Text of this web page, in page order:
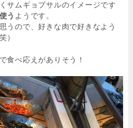
サムギョプサルのイメージです
う ようです。
うので、好きな肉で好きなよう
）
食べ応えがありそう！